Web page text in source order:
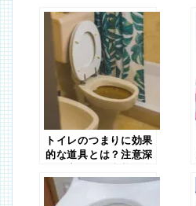
トイレのつまりに効果
的な道具とは？注意深
わせて解説！